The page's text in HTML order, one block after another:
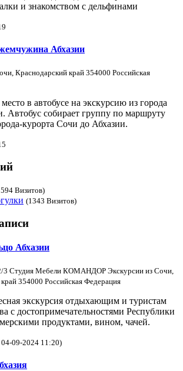
и знакомством с дельфинами
Абхазии
Краснодарский край 354000 Российская
в автобусе на экскурсию из города
Автобус собирает группу по маршруту
курорта Сочи до Абхазии.
Визитов)
(1343 Визитов)
Абхазии
3 Студия Мебели КОМАНДОР Экскурсии из Сочи,
354000 Российская Федерация
экскурсия отдыхающим и туристам
с достопримечательностями Республики
продуктами, вином, чачей.
04-09-2024 11:20)